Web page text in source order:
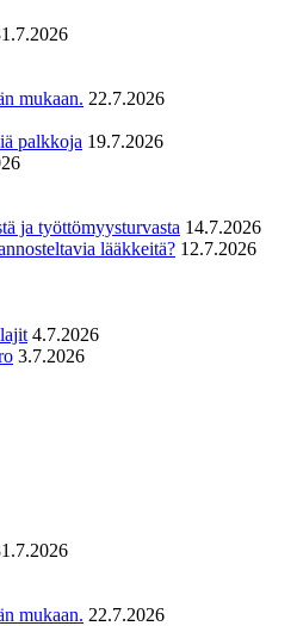
mukaan. 22.7.2026
palkkoja 19.7.2026
ja työttömyysturvasta 14.7.2026
lääkkeitä? 12.7.2026
4.7.2026
3.7.2026
mukaan. 22.7.2026